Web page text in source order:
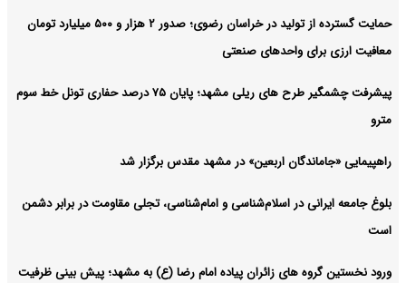
حمایت گسترده از تولید در خراسان رضوی؛ صدور ۲ هزار و ۵۰۰ میلیارد تومان
معافیت ارزی برای واحدهای صنعتی
پیشرفت چشمگیر طرح های ریلی مشهد؛ پایان ۷۵ درصد حفاری تونل خط سوم
مترو
راهپیمایی «جاماندگان اربعین» در مشهد مقدس برگزار شد
بلوغ جامعه ایرانی در اسلام‌شناسی و امام‌شناسی، تجلی مقاومت در برابر دشمن
است
ورود نخستین گروه‌ های زائران پیاده امام رضا (ع) به مشهد؛ پیش‌ بینی ظرفیت